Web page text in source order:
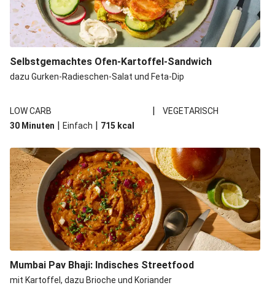
Selbstgemachtes Ofen-Kartoffel-Sandwich
dazu Gurken-Radieschen-Salat und Feta-Dip
LOW CARB |
VEGETARISCH
30 Minuten | Einfach | 715 kcal
Mumbai Pav Bhaji: Indisches Streetfood
mit Kartoffel, dazu Brioche und Koriander